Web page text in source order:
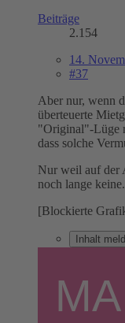
Beiträge
2.154
14.
#37
Aber nur, wenn
überteuerte
"Original"-Lüge
dass solche
Nur weil auf der
noch lange
[Blockierte
Inhalt